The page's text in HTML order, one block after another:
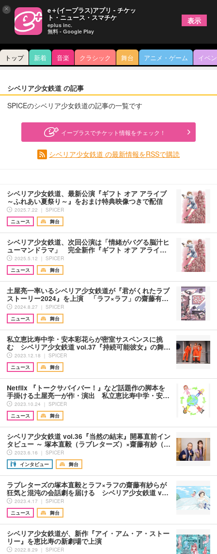
トップ 新着 音楽 クラシック 舞台 アニメ・ゲーム イベ
シベリア少女鉄道 の記事
SPICEのシベリア少女鉄道の記事の一覧です
イープラスでチケット情報をチェック！
シベリア少女鉄道 の最新情報をRSSで購読
シベリア少女鉄道、最新公演『ギフト オア アライブ
～ふれあい夏祭り～』をおまけ特典映像つきで配信
2025.7.22 ｜ SPICER
ニュース
舞台
シベリア少女鉄道、次回公演は「情緒がバグる脳汁ヒ
ューマンドラマ」 完全新作『ギフト オア アライ…
2025.5.12 ｜ SPICER
ニュース
舞台
土屋亮一率いるシベリア少女鉄道が『君がくれたラブ
ストーリー2024』を上演 「ラフ×ラフ」の齋藤有…
2024.8.27 ｜ SPICER
ニュース
舞台
私立恵比寿中学・安本彩花らが密室サスペンスに挑
む シベリア少女鉄道 vol.37『持続可能彼女』の舞…
2023.12.18 ｜ SPICER
ニュース
舞台
Netflix 『トークサバイバー！』など話題作の脚本を
手掛ける土屋亮一が作・演出 私立恵比寿中学・安…
2023.10.24 ｜ SPICER
ニュース
舞台
シベリア少女鉄道 vol.36『当然の結末』開幕直前イン
タビュー ～ 塚本直毅（ラブレターズ）×齋藤有紗（…
2023.6.16 ｜ SPICER
インタビュー
舞台
ラブレターズの塚本直毅とラフ×ラフの齋藤有紗らが
狂気と混沌の会話劇を届ける シベリア少女鉄道 v…
2023.4.17 ｜ SPICER
ニュース
舞台
シベリア少女鉄道が、新作『アイ・アム・ア・ストー
リー』を恵比寿の新劇場で上演
2022.8.29 ｜ SPICER
× e＋(イープラス)アプリ - チケッ
ト・ニュース・スマチケ
eplus inc.
無料 - Google Play
表示